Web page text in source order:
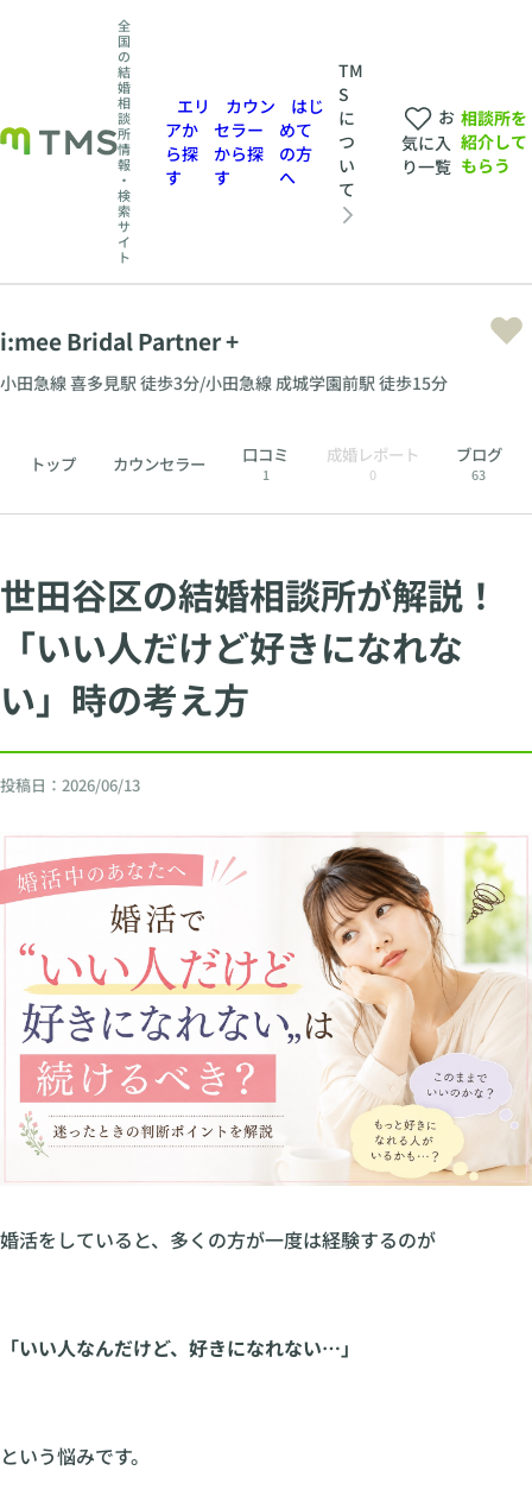
全
国
の
結
婚
相
談
所
情
報
・
検
索
サ
イ
ト
エリ
アか
ら探
す
カウン
セラー
から探
す
はじ
めて
の方
へ
TM
S
に
つ
い
て
お
気に入
り一覧
相談所を
紹介して
もらう
i:mee Bridal Partner +
小田急線 喜多見駅 徒歩3分/小田急線 成城学園前駅 徒歩15分
トップ カウンセラー 口コミ
1
成婚レポート
0
ブログ
63
世田谷区の結婚相談所が解説！
「いい人だけど好きになれな
い」時の考え方
投稿日： 2026/06/13
婚活をしていると、多くの方が一度は経験するのが
「いい人なんだけど、好きになれない…」
という悩みです。